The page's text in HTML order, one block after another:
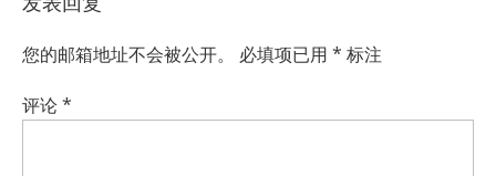
您的邮箱地址不会被公开。 必填项已用 * 标注
评论*